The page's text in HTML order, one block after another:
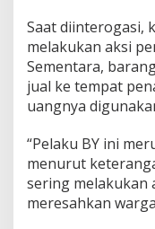
Saat diinterogasi,
melakukan aksi
Sementara,
jual ke tempat
uangnya
“Pelaku BY ini
menurut
sering melakukan
meresahkan